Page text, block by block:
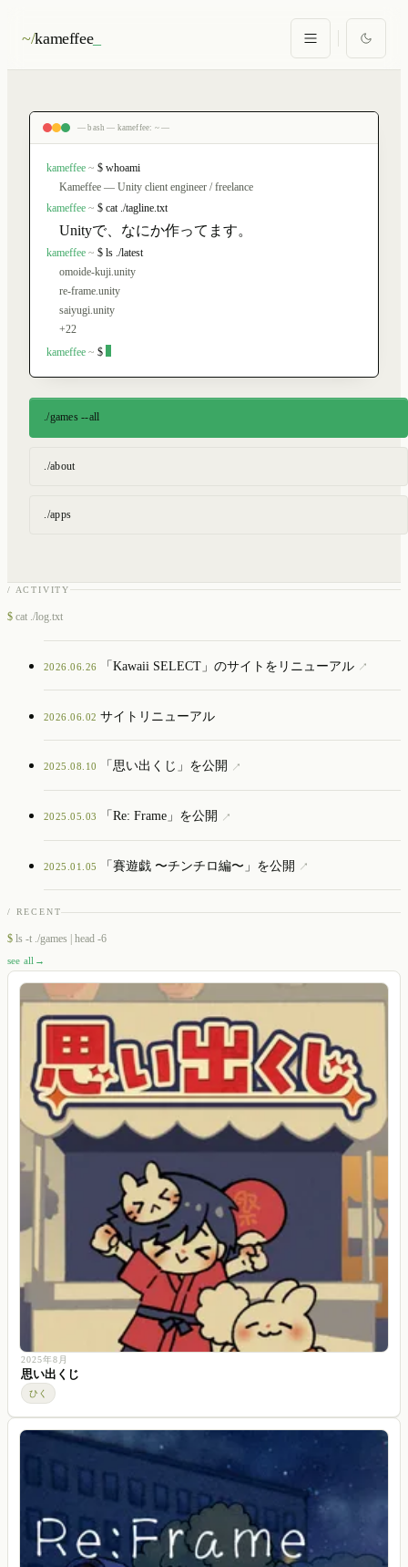
~/kameffee_
— bash — kameffee: ~ —
kameffee~ $ whoami
Kameffee — Unity client engineer / freelance
kameffee~ $ cat ./tagline.txt
Unityで、なにか作ってます。
kameffee~ $ ls ./latest
omoide-kuji.unity
re-frame.unity
saiyugi.unity
+22
kameffee~ $
./games --all
./about
./apps
/ ACTIVITY
$ cat ./log.txt
2026.06.26 「Kawaii SELECT」のサイトをリニューアル ↗
2026.06.02 サイトリニューアル
2025.08.10 「思い出くじ」を公開 ↗
2025.05.03 「Re: Frame」を公開 ↗
2025.01.05 「賽遊戯 〜チンチロ編〜」を公開 ↗
/ RECENT
$ ls -t ./games | head -6
see all →
2025年8月
思い出くじ
ひく